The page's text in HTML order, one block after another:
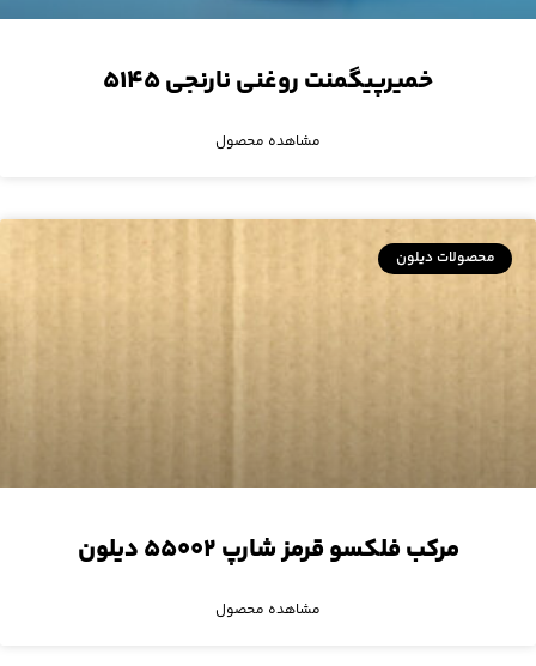
خمیرپیگمنت روغنی نارنجی ۵۱۴۵
مشاهده محصول
محصولات دیلون
مرکب فلکسو قرمز شارپ ۵۵۰۰۲ دیلون
مشاهده محصول